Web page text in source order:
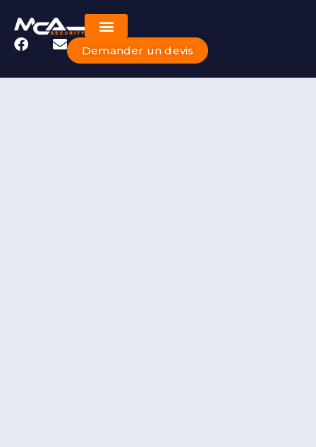
Demander un devis